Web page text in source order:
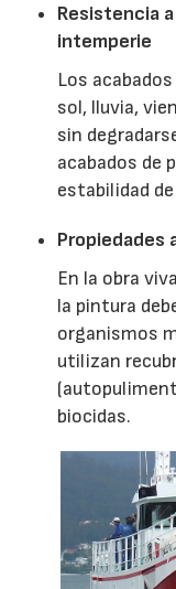
Resistencia
intemperie
Los
sol, lluvia,
sin
acabados de
estabilidad
En la obra
la pintura
organismos
utilizan
biocidas.